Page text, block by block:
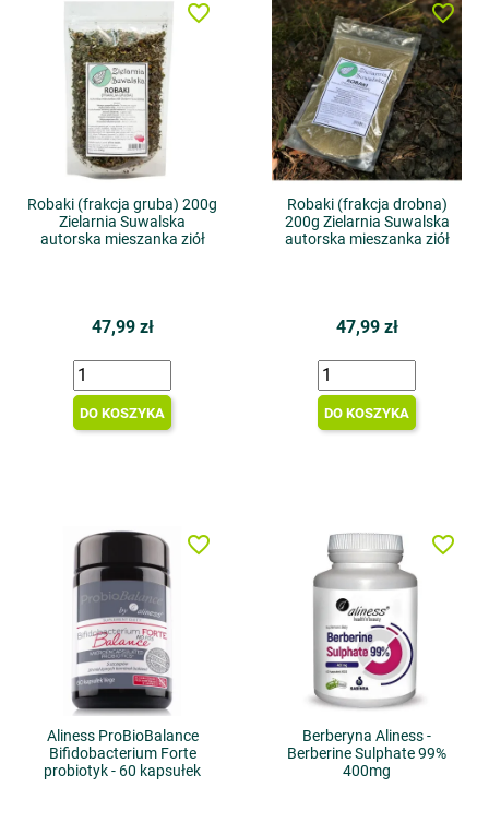
Robaki (frakcja gruba) 200g
Zielarnia Suwalska
autorska mieszanka ziół
47,99 zł
DO KOSZYKA
favorite_border
Robaki (frakcja drobna)
200g Zielarnia Suwalska
autorska mieszanka ziół
47,99 zł
DO KOSZYKA
favorite_border
Aliness ProBioBalance
Bifidobacterium Forte
probiotyk - 60 kapsułek
favorite_border
Berberyna Aliness -
Berberine Sulphate 99%
400mg
favorite_border